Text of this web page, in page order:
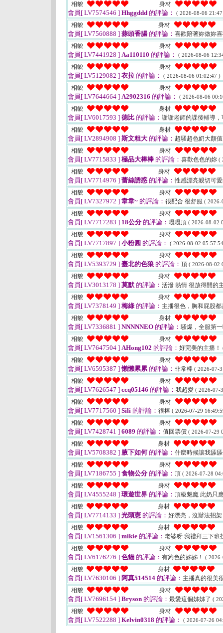
相貌 身材
會員[ LV7574546 ] Hhggddd 的評論： ( 2026-08-06
相貌 身材
會員[ LV7560888 ] 蒜頭香腸的評論： 喜歡陪著妳做妳
相貌
身材
會員[ LV7441928 ] Aa110110 的評論： ( 2026-08-06
相貌 身材
會員[ LV5129082 ] 衣拉 的評論： ( 2026-08-06 01:02:47 )
相貌 身材
會員[ LV7644664 ] A2902316 的評論： ( 2026-08-06
相貌 身材
會員[ LV6017593 ] 德比 的評論： 謝謝老師的課後輔導
相貌
身材
會員[ LV2894908 ] 斯文粗大 的評論： 超騷超色奶大顏
相貌
身材
會員[ LV7715833 ] 極品大棒棒 的評論： 喜歡色色的妳 (
相貌 身材
會員[ LV7714976 ] 蕾絲誘惑 的評論：性感漂亮親切可
相貌
身材
會員[ LV7327972 ] 韋韋~ 的評論： 很配合 很舒服 ( 2026-
相貌 身材
會員[ LV7717283 ] 18公分的評論： 嘎嘎頂 ( 2026-08-02
相貌 身材
會員[ LV7717897 ] 小粉圓 的評論： ( 2026-08-02
相貌 身材
會員[ LV5393729 ] 臺北的色狼 的評論： 頂 ( 2026-08-02
相貌 身材
會員[ LV3013178 ] 莫默 的評論： 活潑 熱情 很放得開的
相貌
身材
會員[ LV7378149 ] 梅綠 的評論： 主播很色，胸和屁股
相貌
身材
會員[ LV7336881 ] NNNNNEO 的評論：騷爆，全服第
相貌
身材
會員[ LV7647504 ] AHong102 的評論： 好完美的主播！
相貌 身材
會員[ LV6595387 ]懶懶累累 的評論： 非常棒 ( 2026-07-
相貌 身材
會員[ LV7626547 ] ccq05146 的評論： 我超愛 ( 2026-07-
相貌 身材
會員[ LV7717560 ] Sili 的評論： 很棒 ( 2026-07-29
相貌 身材
會員[ LV7428741 ] 6089 的評論： 值回票價 ( 2026-07-29
相貌 身材
會員[ LV5708382 ] 腋下如何 的評論： 什麼時候讓我舔
相貌
身材
會員[ LV7186755 ] 食物公分的評論： 頂 ( 2026-07-28
相貌 身材
會員[ LV4555248 ] 環遊世界 的評論： 頂級魅魔 此奶只
相貌
身材
會員[ LV7714133 ] 光頭憲 的評論： 好漂亮，沒辦法招
相貌
身材
會員[ LV1561306 ] mikie 的評論： 老婆呀 我禮拜三下班
相貌
身材
會員[ LV6176276 ] 色貓 的評論： 有夠色的姊姊！ (
相貌 身材
會員[ LV7630106 ] 阿真514514 的評論： 主播真的很美
相貌
身材
會員[ LV7696154 ] Bryson 的評論： 最愛這個姊姊了 (
相貌 身材
會員[ LV7522288 ] Kelvin0318 的評論： ( 2026-07-26